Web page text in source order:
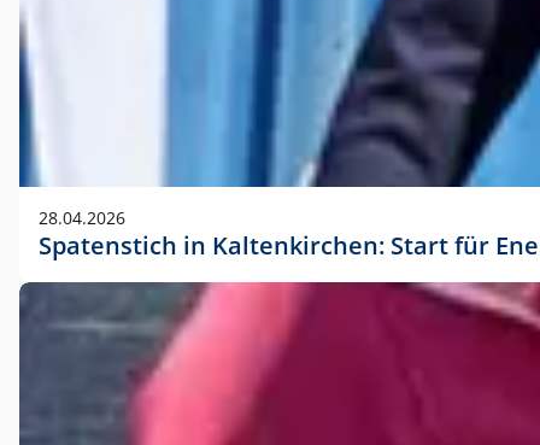
28.04.2026
Spatenstich in Kaltenkirchen: Start für